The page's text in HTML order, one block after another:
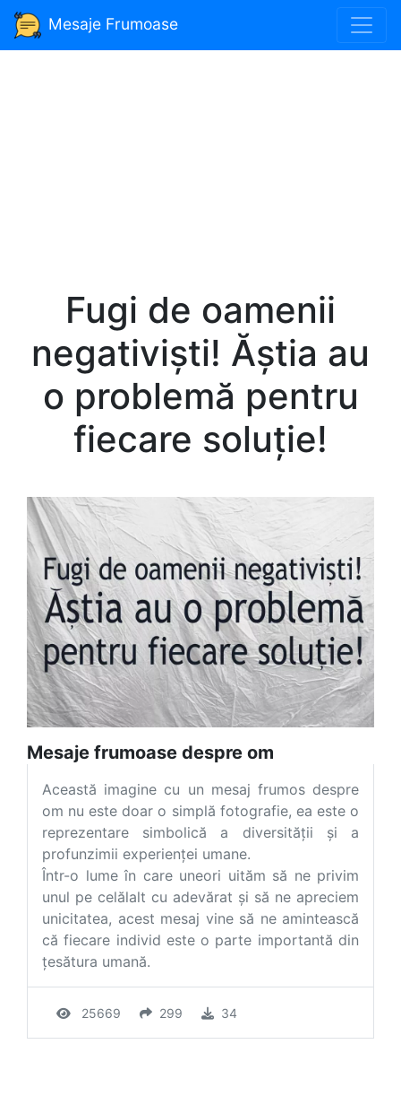
Mesaje Frumoase
Fugi de oamenii
negativiști! Ăștia au
o problemă pentru
fiecare soluție!
Mesaje frumoase despre om
Această imagine cu un mesaj frumos despre
om nu este doar o simplă fotografie, ea este o
reprezentare simbolică a diversității și a
profunzimii experienței umane.
Într-o lume în care uneori uităm să ne privim
unul pe celălalt cu adevărat și să ne apreciem
unicitatea, acest mesaj vine să ne amintească
că fiecare individ este o parte importantă din
țesătura umană.
25669 299 34